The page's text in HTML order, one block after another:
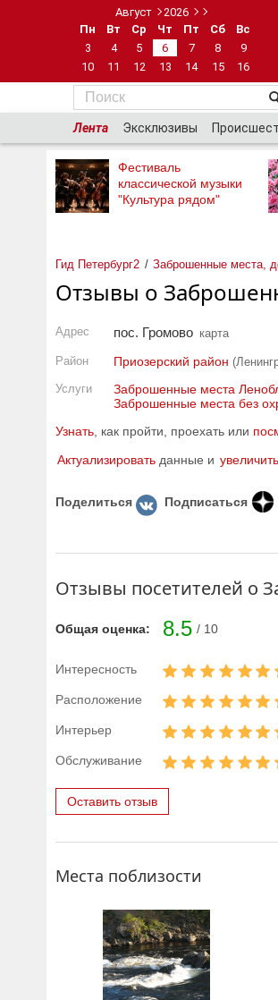
Август
2026
Пн
Вт Ср Чт Пт Сб
Вс
3
4 5 6 7 8
9
10
11 12 13 14 15 16
Лента Эксклюзивы
Фестиваль
классической музыки
"Культура рядом"
Гид Петербург2 Заброшенные места,
Отзывы о
Адрес пос. Громово карта
Район Приозерский район
Услуги
Заброшенные места
Заброшенные места без
Узнать , как пройти, проехать или
Актуализировать данные и увеличить
Поделиться Подписаться
Отзывы посетителей о
Общая оценка: 8.5 / 10
Интересность
Расположение
Интерьер
Обслуживание
Оставить отзыв
Места поблизости